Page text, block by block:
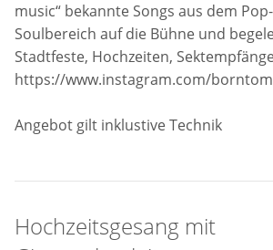
music“ bekannte Songs aus dem
Soulbereich auf die Bühne und
Stadtfeste, Hochzeiten,
https://www.instagram.com/
Angebot gilt inklustive Technik
Hochzeitsgesang mit